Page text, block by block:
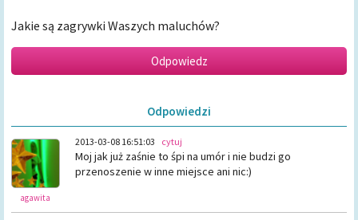
Jakie są zagrywki Waszych maluchów?
Odpowiedzi
agawita
2013-03-08 16:51:03 cytuj
Moj jak już zaśnie to śpi na umór i nie budzi go
przenoszenie w inne miejsce ani nic:)